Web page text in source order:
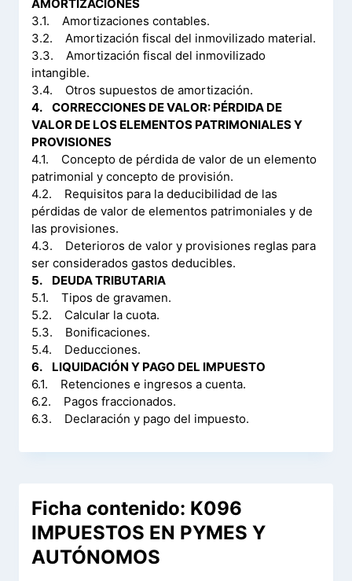
AMORTIZACIONES
3.1. Amortizaciones contables.
3.2. Amortización fiscal del inmovilizado material.
3.3. Amortización fiscal del inmovilizado
intangible.
3.4. Otros supuestos de amortización.
4. CORRECCIONES DE VALOR: PÉRDIDA DE
VALOR DE LOS ELEMENTOS PATRIMONIALES Y
PROVISIONES
4.1. Concepto de pérdida de valor de un elemento
patrimonial y concepto de provisión.
4.2. Requisitos para la deducibilidad de las
pérdidas de valor de elementos patrimoniales y de
las provisiones.
4.3. Deterioros de valor y provisiones reglas para
ser considerados gastos deducibles.
5. DEUDA TRIBUTARIA
5.1. Tipos de gravamen.
5.2. Calcular la cuota.
5.3. Bonificaciones.
5.4. Deducciones.
6. LIQUIDACIÓN Y PAGO DEL IMPUESTO
6.1. Retenciones e ingresos a cuenta.
6.2. Pagos fraccionados.
6.3. Declaración y pago del impuesto.
Ficha contenido: K096
IMPUESTOS EN PYMES Y
AUTÓNOMOS